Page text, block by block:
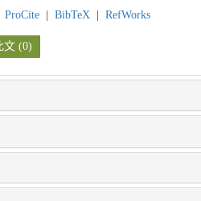
ProCite BibTeX RefWorks
文 (0)